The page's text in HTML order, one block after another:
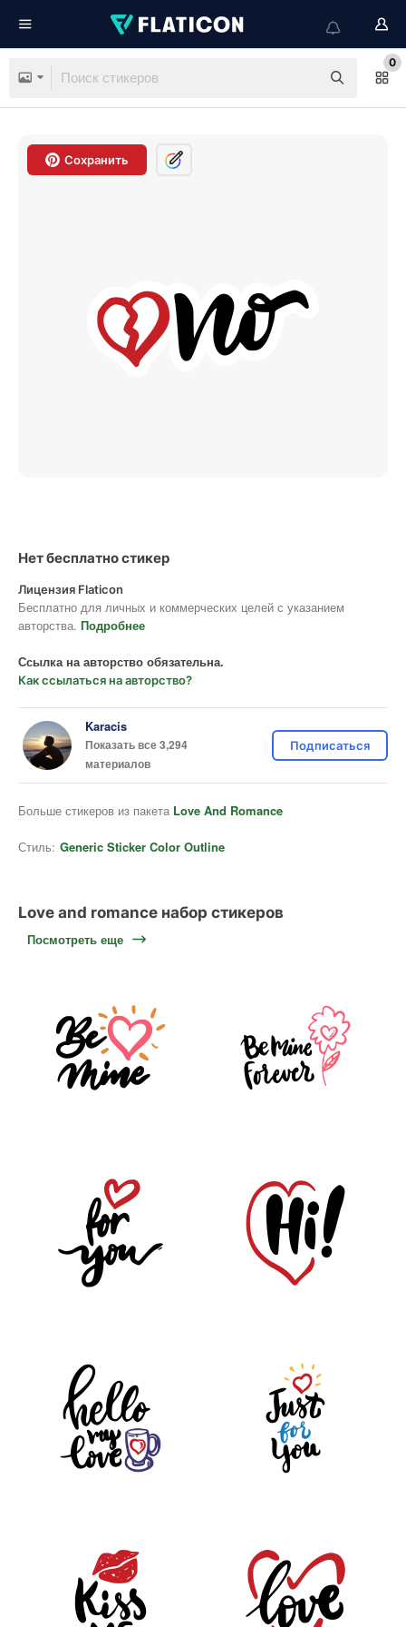
0
Сохранить
Нет бесплатно стикер
Лицензия Flaticon
Бесплатно для личных и коммерческих целей с указанием
авторства. Подробнее
Ссылка на авторство обязательна.
Как ссылаться на авторство?
Karacis
Показать все 3,294
материалов
Подписаться
Больше стикеров из пакета Love And Romance
Стиль: Generic Sticker Color Outline
Love and romance набор стикеров
Посмотреть еще